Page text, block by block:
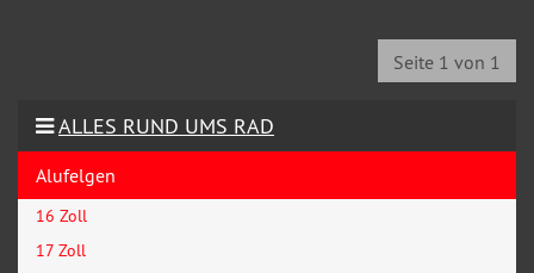
Seite 1 von 1
ALLES RUND UMS RAD
Alufelgen
16 Zoll
17 Zoll